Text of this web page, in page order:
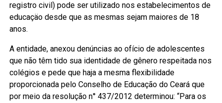
registro civil) pode ser utilizado nos estabelecimentos de
educaçäo desde que as mesmas sejam maiores de 18
anos.
A entidade, anexou denúncias ao ofício de adolescentes
que não têm tido sua identidade de gênero respeitada nos
colégios e pede que haja a mesma flexibilidade
proporcionada pelo Conselho de Educação do Ceará que
por meio da resolução n° 437/2012 determinou: “Para os